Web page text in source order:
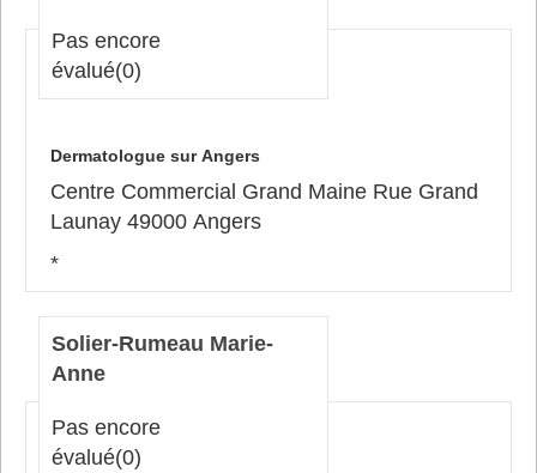
Pas encore
évalué(0)
Dermatologue sur Angers
Centre Commercial Grand Maine Rue Grand
Launay 49000 Angers
*
Solier-Rumeau Marie-
Anne
Pas encore
évalué(0)